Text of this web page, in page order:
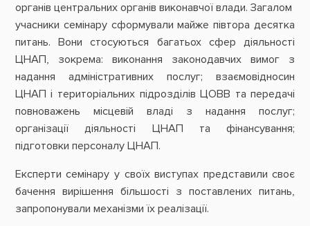
органів центральних органів виконавчої влади. Загалом
учасники семінару сформували майже півтора десятка
питань. Вони стосуються багатьох сфер діяльності
ЦНАП, зокрема: виконання законодавчих вимог з
надання адміністративних послуг; взаємовідносин
ЦНАП і територіальних підрозділів ЦОВВ та передачі
повноважень місцевій владі з надання послуг;
організації діяльності ЦНАП та фінансування;
підготовки персоналу ЦНАП.
Експерти семінару у своїх виступах представили своє
бачення вирішення більшості з поставлених питань,
запропонували механізми їх реалізації.